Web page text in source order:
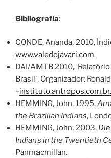
Bibliografia:
CONDE, Ananda, 2010,
www.valedojavari.com.
DAI/AMTB 2010,
Brasil’, Organizador:
–instituto.antropos.com.br.
HEMMING, John, 1995,
the Brazilian Indians,
HEMMING, John, 2003,
Indians in the Twentieth
Panmacmillan.